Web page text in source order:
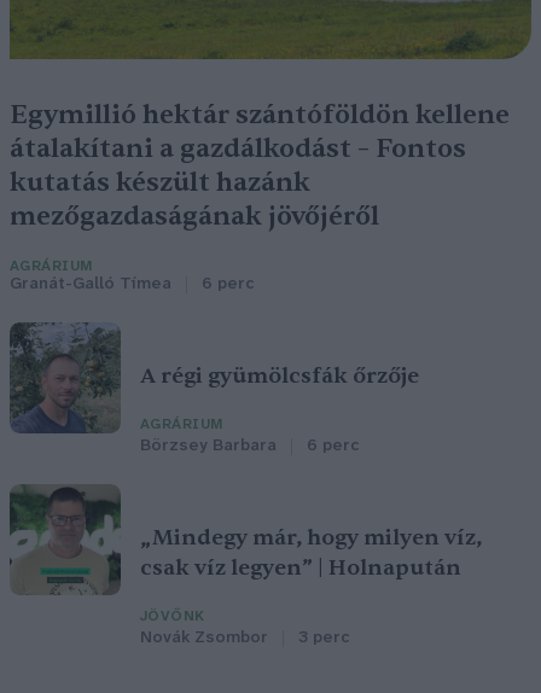
Egymillió hektár szántóföldön kellene
átalakítani a gazdálkodást – Fontos
kutatás készült hazánk
mezőgazdaságának jövőjéről
AGRÁRIUM
Granát-Galló Tímea 6 perc
A régi gyümölcsfák őrzője
AGRÁRIUM
Börzsey Barbara 6 perc
„Mindegy már, hogy milyen víz,
csak víz legyen” | Holnapután
JÖVŐNK
Novák Zsombor 3 perc